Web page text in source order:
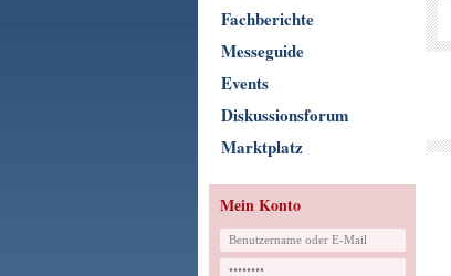
Fachberichte
Messeguide
Events
Diskussionsforum
Marktplatz
Mein Konto